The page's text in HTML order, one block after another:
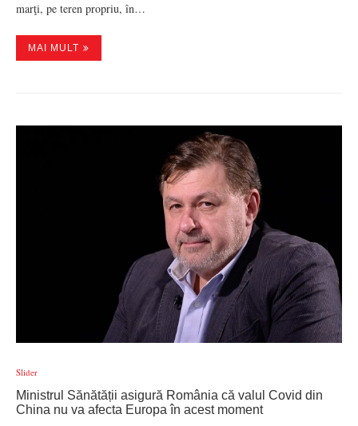
marţi, pe teren propriu, în…
MAI MULT
Slider
Ministrul Sănătății asigură România că valul Covid din
China nu va afecta Europa în acest moment